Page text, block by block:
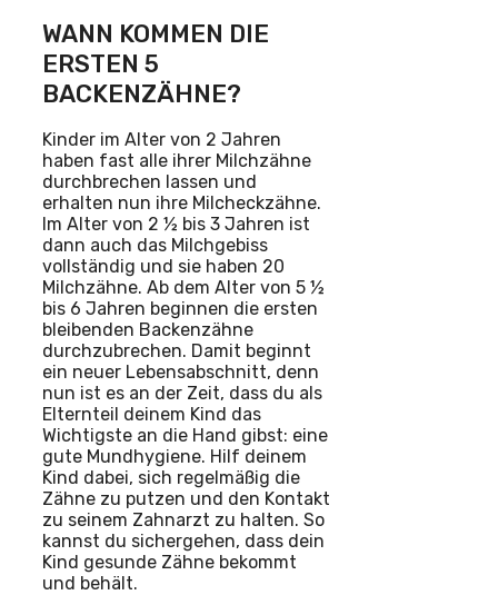
WANN KOMMEN DIE
ERSTEN 5
BACKENZÄHNE?
Kinder im Alter von 2 Jahren
haben fast alle ihrer Milchzähne
durchbrechen lassen und
erhalten nun ihre Milcheckzähne.
Im Alter von 2 ½ bis 3 Jahren ist
dann auch das Milchgebiss
vollständig und sie haben 20
Milchzähne. Ab dem Alter von 5 ½
bis 6 Jahren beginnen die ersten
bleibenden Backenzähne
durchzubrechen. Damit beginnt
ein neuer Lebensabschnitt, denn
nun ist es an der Zeit, dass du als
Elternteil deinem Kind das
Wichtigste an die Hand gibst: eine
gute Mundhygiene. Hilf deinem
Kind dabei, sich regelmäßig die
Zähne zu putzen und den Kontakt
zu seinem Zahnarzt zu halten. So
kannst du sichergehen, dass dein
Kind gesunde Zähne bekommt
und behält.